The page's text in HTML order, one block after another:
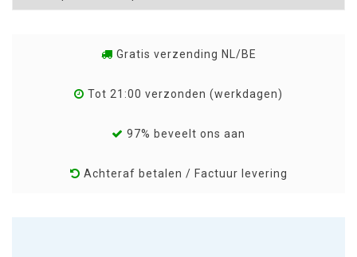
Gratis verzending NL/BE
Tot 21:00 verzonden (werkdagen)
97% beveelt ons aan
Achteraf betalen / Factuur levering